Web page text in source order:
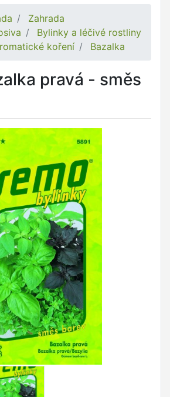
Zahrada
Bylinky a léčivé rostliny
koření
Bazalka
pravá - směs